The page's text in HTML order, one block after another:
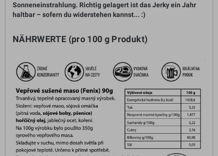
Sonneneinstrahlung. Richtig gelagert ist das Jerky ein Jahr
haltbar – sofern du widerstehen kannst... :)
NÄHRWERTE (pro 100 g Produkt)